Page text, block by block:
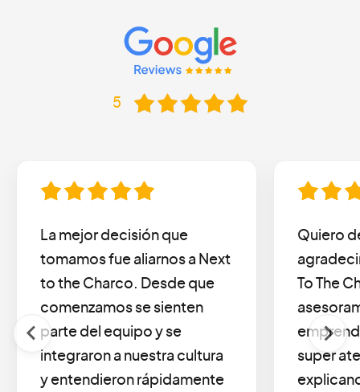
5
La mejor decisión que
tomamos fue aliarnos a Next
to the Charco. Desde que
comenzamos se sienten
parte del equipo y se
integraron a nuestra cultura
y entendieron rápidamente
Quiero
To The
super